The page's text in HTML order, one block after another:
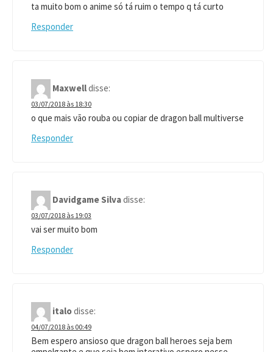
ta muito bom o anime só tá ruim o tempo q tá curto
Responder
Maxwelldisse:
03/07/2018 às 18:30
o que mais vão rouba ou copiar de dragon ball multiverse
Responder
Davidgame Silvadisse:
03/07/2018 às 19:03
vai ser muito bom
Responder
italodisse:
04/07/2018 às 00:49
Bem espero ansioso que dragon ball heroes seja bem